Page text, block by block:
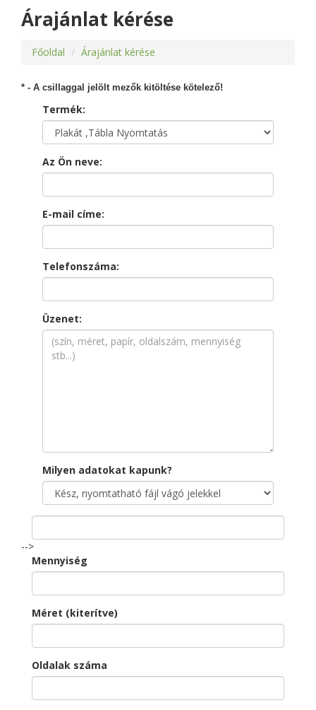
Árajánlat kérése
Főoldal Árajánlat kérése
* - A csillaggal jelölt mezők kitöltése kötelező!
Termék:
Az Ön neve:
E-mail címe:
Telefonszáma:
Üzenet:
Milyen adatokat kapunk?
-->
Mennyiség
Méret (kiterítve)
Oldalak száma